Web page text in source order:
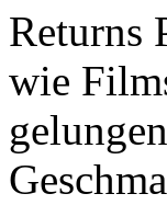
Returns
wie